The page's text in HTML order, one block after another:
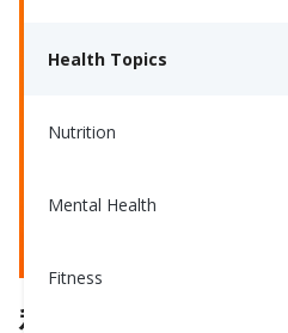
Health Topics
Nutrition
Mental Health
Fitness
利器廢物不僅僅關乎針